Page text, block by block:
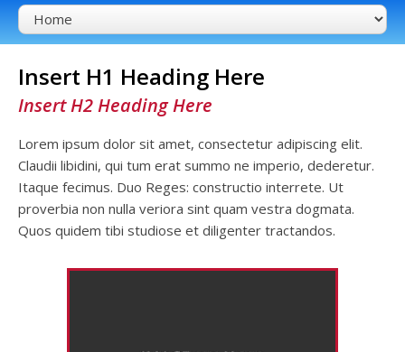
Insert H1 Heading Here
Insert H2 Heading Here
Lorem ipsum dolor sit amet, consectetur adipiscing elit.
Claudii libidini, qui tum erat summo ne imperio, dederetur.
Itaque fecimus. Duo Reges: constructio interrete. Ut
proverbia non nulla veriora sint quam vestra dogmata.
Quos quidem tibi studiose et diligenter tractandos.